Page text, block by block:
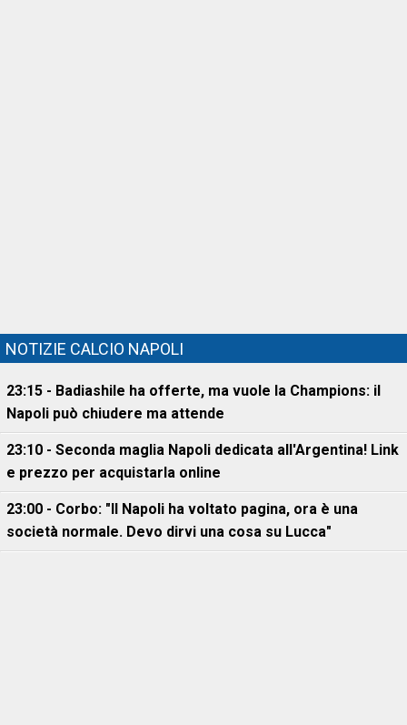
NOTIZIE CALCIO NAPOLI
23:15 - Badiashile ha offerte, ma vuole la Champions: il
Napoli può chiudere ma attende
23:10 - Seconda maglia Napoli dedicata all'Argentina! Link
e prezzo per acquistarla online
23:00 - Corbo: "Il Napoli ha voltato pagina, ora è una
società normale. Devo dirvi una cosa su Lucca"